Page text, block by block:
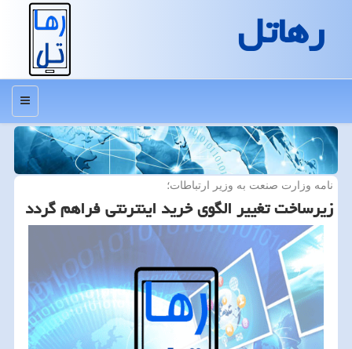
رهاتل
منو
نامه وزارت صنعت به وزیر ارتباطات؛
زیرساخت تغییر الگوی خرید اینترنتی فراهم گردد